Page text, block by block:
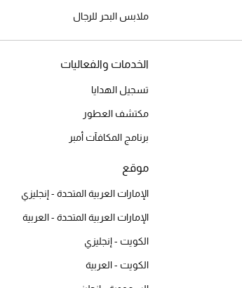
ملابس البحر للرجال
الخدمات والفعاليات
تسجيل الهدايا
مكتشف العطور
برنامج المكافآت أمبر
موقع
الإمارات العربية المتحدة - إنجليزي
الإمارات العربية المتحدة - العربية
الكويت - إنجليزي
الكويت - العربية